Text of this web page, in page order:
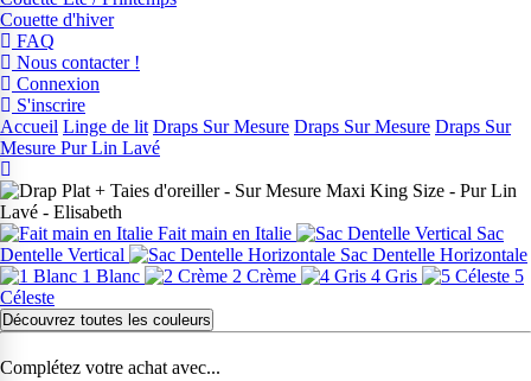
Couette d'hiver
FAQ
Nous contacter !
Connexion
S'inscrire
Accueil Linge de lit Draps Sur Mesure Draps Sur Mesure Draps Sur
Mesure Pur Lin Lavé
Fait main en Italie
Sac
Dentelle Vertical
Sac Dentelle Horizontale
1 Blanc
2 Crème 4 Gris
5
Céleste
Découvrez toutes les couleurs
Complétez votre achat avec...